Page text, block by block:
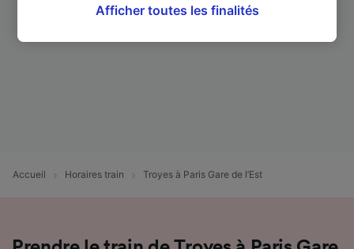
Accueil Horaires train Troyes à Paris Gare de l’Est
cliquant ci-dessous ou à tout moment sur la
externes, traitent des données selon les
caractéristiques de l’appareil pour
Afficher toutes les finalités